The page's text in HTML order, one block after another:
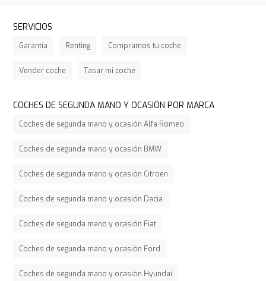
SERVICIOS
Garantía Renting Compramos tu coche
Vender coche Tasar mi coche
COCHES DE SEGUNDA MANO Y OCASIÓN POR MARCA
Coches de segunda mano y ocasión Alfa Romeo
Coches de segunda mano y ocasión BMW
Coches de segunda mano y ocasión Citroen
Coches de segunda mano y ocasión Dacia
Coches de segunda mano y ocasión Fiat
Coches de segunda mano y ocasión Ford
Coches de segunda mano y ocasión Hyundai